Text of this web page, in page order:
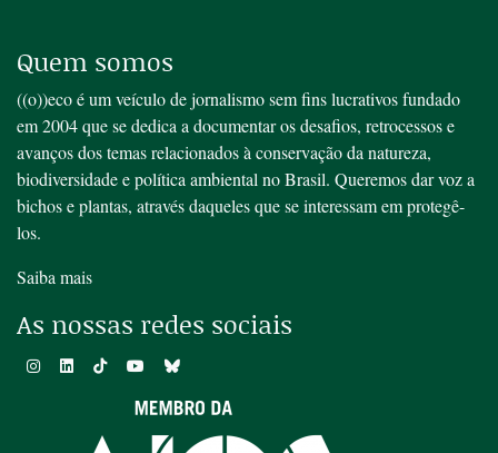
Quem somos
((o))eco é um veículo de jornalismo sem fins lucrativos fundado
em 2004 que se dedica a documentar os desafios, retrocessos e
avanços dos temas relacionados à conservação da natureza,
biodiversidade e política ambiental no Brasil. Queremos dar voz a
bichos e plantas, através daqueles que se interessam em protegê-
los.
Saiba mais
As nossas redes sociais